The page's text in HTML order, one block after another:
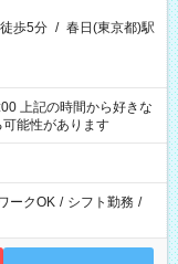
歩5分 / 春日(東京都)駅
な
能性があります
ークOK / シフト勤務 /